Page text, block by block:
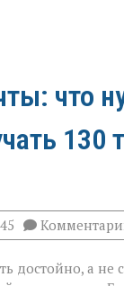
что
130
45
достойно, а не